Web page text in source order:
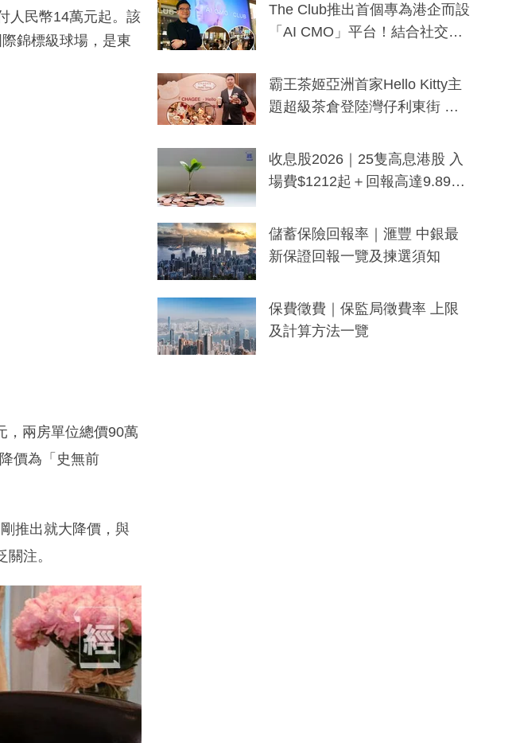
人民幣14萬元起。該
錦標級球場，是東
，兩房單位總價90萬
價為「史無前
推出就大降價，與
注。
The Club推出首個專為港企而設
「AI CMO」平台！結合社交聆
分鐘生成「貼地」宣傳短片
霸王茶姬亞洲首家Hello Kitty主
題超級茶倉登陸灣仔利東街 推
y及香港限定特調系列
收息股2026｜25隻高息港股 入
場費$1212起＋回報高達9.89
儲蓄保險回報率｜滙豐 中銀最
新保證回報一覽及揀選須知
保費徵費｜保監局徵費率 上限
及計算方法一覽